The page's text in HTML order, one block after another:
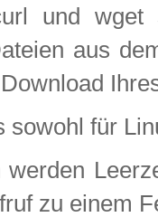
und wget
aus
sowohl für
zu einem